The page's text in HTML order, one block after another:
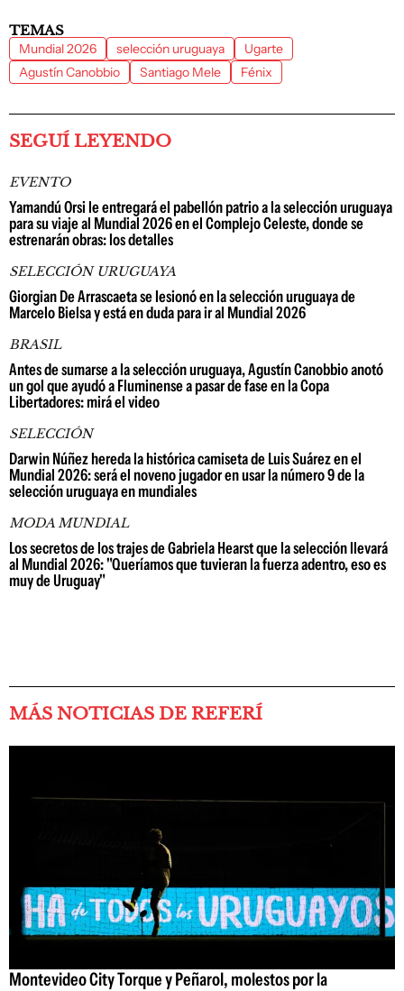
TEMAS
Mundial 2026 selección uruguaya
Ugarte
Agustín Canobbio
Santiago Mele Fénix
SEGUÍ LEYENDO
EVENTO
Yamandú Orsi le entregará el pabellón patrio a la selección uruguaya
para su viaje al Mundial 2026 en el Complejo Celeste, donde se
estrenarán obras: los detalles
SELECCIÓN URUGUAYA
Giorgian De Arrascaeta se lesionó en la selección uruguaya de
Marcelo Bielsa y está en duda para ir al Mundial 2026
BRASIL
Antes de sumarse a la selección uruguaya, Agustín Canobbio anotó
un gol que ayudó a Fluminense a pasar de fase en la Copa
Libertadores: mirá el video
SELECCIÓN
Darwin Núñez hereda la histórica camiseta de Luis Suárez en el
Mundial 2026: será el noveno jugador en usar la número 9 de la
selección uruguaya en mundiales
MODA MUNDIAL
Los secretos de los trajes de Gabriela Hearst que la selección llevará
al Mundial 2026: "Queríamos que tuvieran la fuerza adentro, eso es
muy de Uruguay"
MÁS NOTICIAS DE REFERÍ
Montevideo City Torque y Peñarol, molestos por la